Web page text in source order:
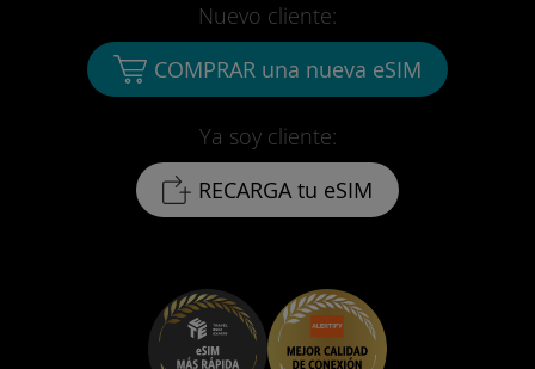
Ya soy cliente:
RECARGA tu eSIM
Nuevo cliente:
COMPRAR una nueva eSIM